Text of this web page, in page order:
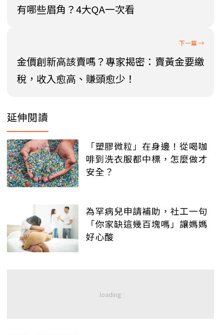
有哪些眉角？4大QA一次看
金價創新高該賣嗎？專家揭密：賣黃金要繳
稅，收入愈高、賺頭愈少！
延伸閱讀
「塑膠微粒」在身邊！從喝咖
啡到洗衣服都中標，怎麼做才
安全？
為罕病兒申請補助，社工一句
「你家缺這幾百塊嗎」讓媽媽
好心酸